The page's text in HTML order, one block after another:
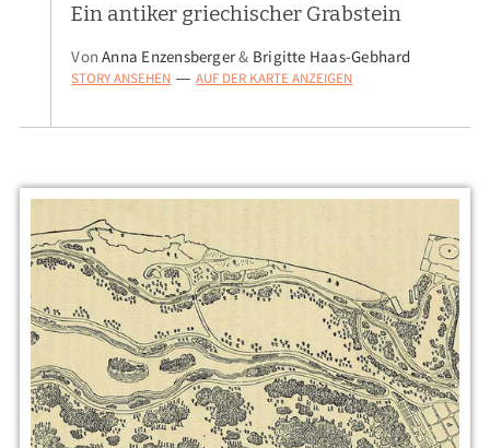
Ein antiker griechischer Grabstein
VonAnna Enzensberger& Brigitte Haas-Gebhard
STORY ANSEHEN — AUF DER KARTE ANZEIGEN